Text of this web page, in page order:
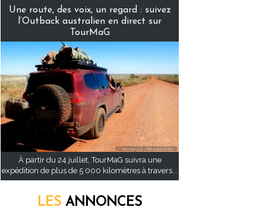
Une route, des voix, un regard : suivez
l’Outback australien en direct sur
TourMaG
À partir du 24 juillet, TourMaG suivra une
expédition de plus de 5 000 kilomètres à travers...
LES ANNONCES